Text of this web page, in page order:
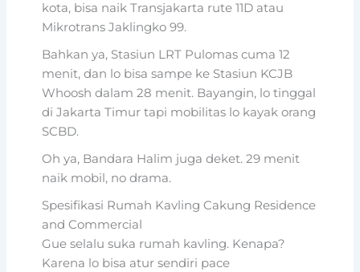
kota, bisa naik Transjakarta rute 11D atau
Mikrotrans Jaklingko 99.
Bahkan ya, Stasiun LRT Pulomas cuma 12
menit, dan lo bisa sampe ke Stasiun KCJB
Whoosh dalam 28 menit. Bayangin, lo tinggal
di Jakarta Timur tapi mobilitas lo kayak orang
SCBD.
Oh ya, Bandara Halim juga deket. 29 menit
naik mobil, no drama.
Spesifikasi Rumah Kavling Cakung Residence
and Commercial
Gue selalu suka rumah kavling. Kenapa?
Karena lo bisa atur sendiri pace